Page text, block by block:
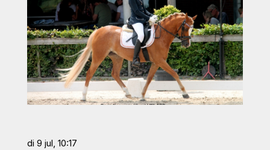
di 9 jul, 10:17